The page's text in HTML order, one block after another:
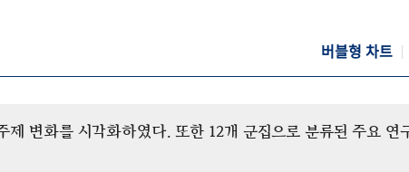
버블형 차트
변화를 시각화하였다. 또한 12개 군집으로 분류된 주요 연